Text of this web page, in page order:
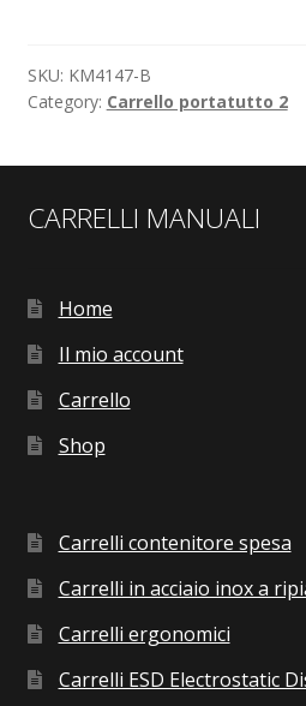
SKU: KM4147-B
Category: Carrello portatutto 2
CARRELLI MANUALI
Home
Il mio account
Carrello
Shop
Carrelli contenitore spesa
Carrelli in acciaio inox a
Carrelli ergonomici
Carrelli ESD Electrostatic